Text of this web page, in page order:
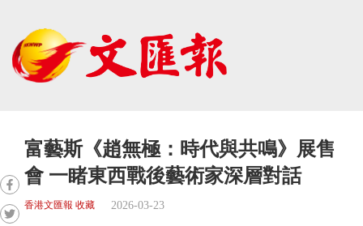
富藝斯《趙無極：時代與共鳴》展售
會 一睹東西戰後藝術家深層對話
香港文匯報 收藏 2026-03-23